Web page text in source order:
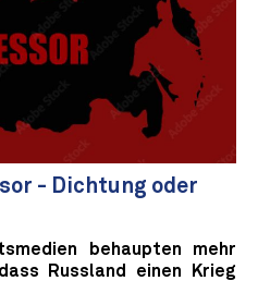
- Dichtung oder
behaupten mehr
Russland einen Krieg